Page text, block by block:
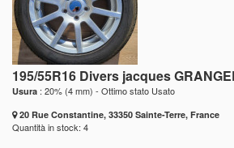
195/55R16 Divers jacques
Usura : 20% (4 mm) - Ottimo stato Usato
20 Rue Constantine, 33350 Sainte-Terre, France
Quantità in stock: 4